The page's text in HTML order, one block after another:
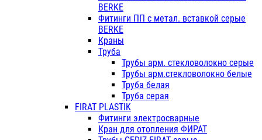
BERKE
Фитинги ПП с метал. вставкой серые
BERKE
Краны
Труба
Трубы арм. стекловолокно серые
Трубы арм.стекловолокно белые
Труба белая
Труба серая
FIRAT PLASTIK
Фитинги электросварные
Кран для отопления ФИРАТ